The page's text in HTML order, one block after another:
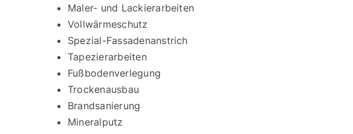
Maler- und Lackierarbeiten
Vollwärmeschutz
Spezial-Fassadenanstrich
Tapezierarbeiten
Fußbodenverlegung
Trockenausbau
Brandsanierung
Mineralputz